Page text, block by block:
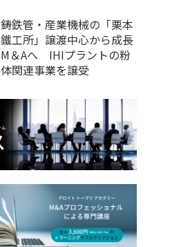
鋳鉄管・産業機械の「栗本
鐵工所」譲渡中心から成長
M＆Aへ IHIプラントの粉
体関連事業を譲受